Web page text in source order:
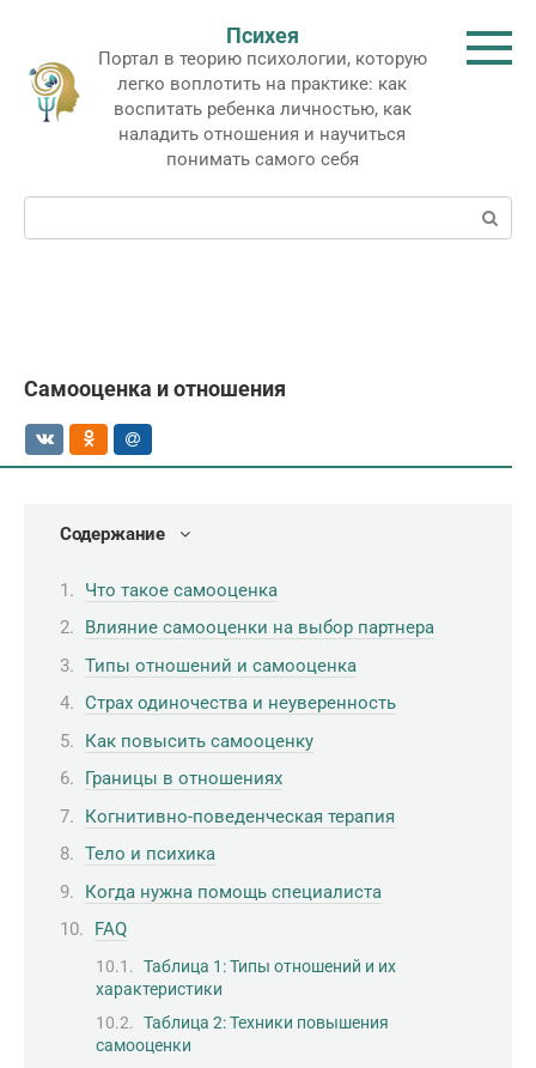
контенту
Психея
Портал в теорию психологии, которую
легко воплотить на практике: как
воспитать ребенка личностью, как
наладить отношения и научиться
понимать самого себя
Поиск:
Самооценка и отношения
Содержание
Что такое самооценка
Влияние самооценки на выбор партнера
Типы отношений и самооценка
Страх одиночества и неуверенность
Как повысить самооценку
Границы в отношениях
Когнитивно-поведенческая терапия
Тело и психика
Когда нужна помощь специалиста
FAQ
Таблица 1: Типы отношений и их
характеристики
Таблица 2: Техники повышения
самооценки